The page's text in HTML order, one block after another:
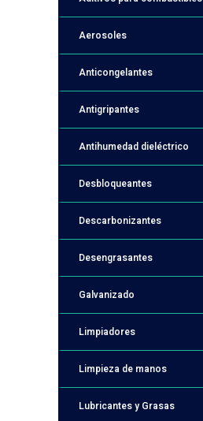
Aerosoles
Anticongelantes
Antigripantes
Antihumedad dieléctrico
Desbloqueantes
Descarbonizantes
Desengrasantes
Galvanizado
Limpiadores
Limpieza de manos
Lubricantes y Grasas